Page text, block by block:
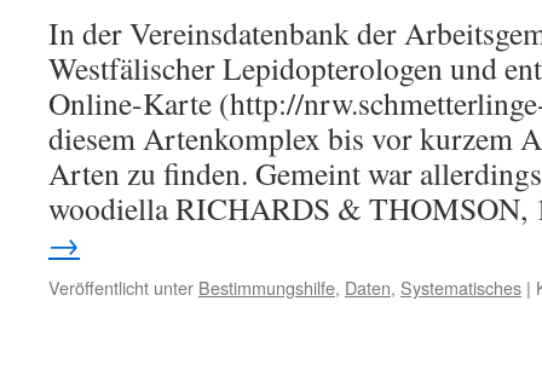
In der Vereinsdatenbank der
Westfälischer Lepidopterologen und
Online-Karte (http://
diesem Artenkomplex bis vor kurzem
Arten zu finden. Gemeint war
woodiella RICHARDS &
→
Veröffentlicht unter Bestimmungshilfe, Daten, Systematisches |